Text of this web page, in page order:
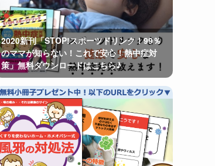
2020新刊「STOP!スポーツドリンク！99％
のママが知らない！これで安心！熱中症対
策」無料ダウンロードはこちら♪